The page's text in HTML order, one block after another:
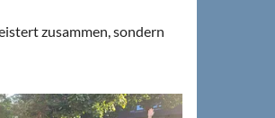
zusammen, sondern